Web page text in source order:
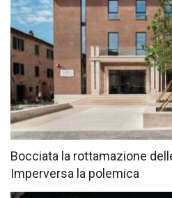
Bocciata la rottamazione
Imperversa la polemica